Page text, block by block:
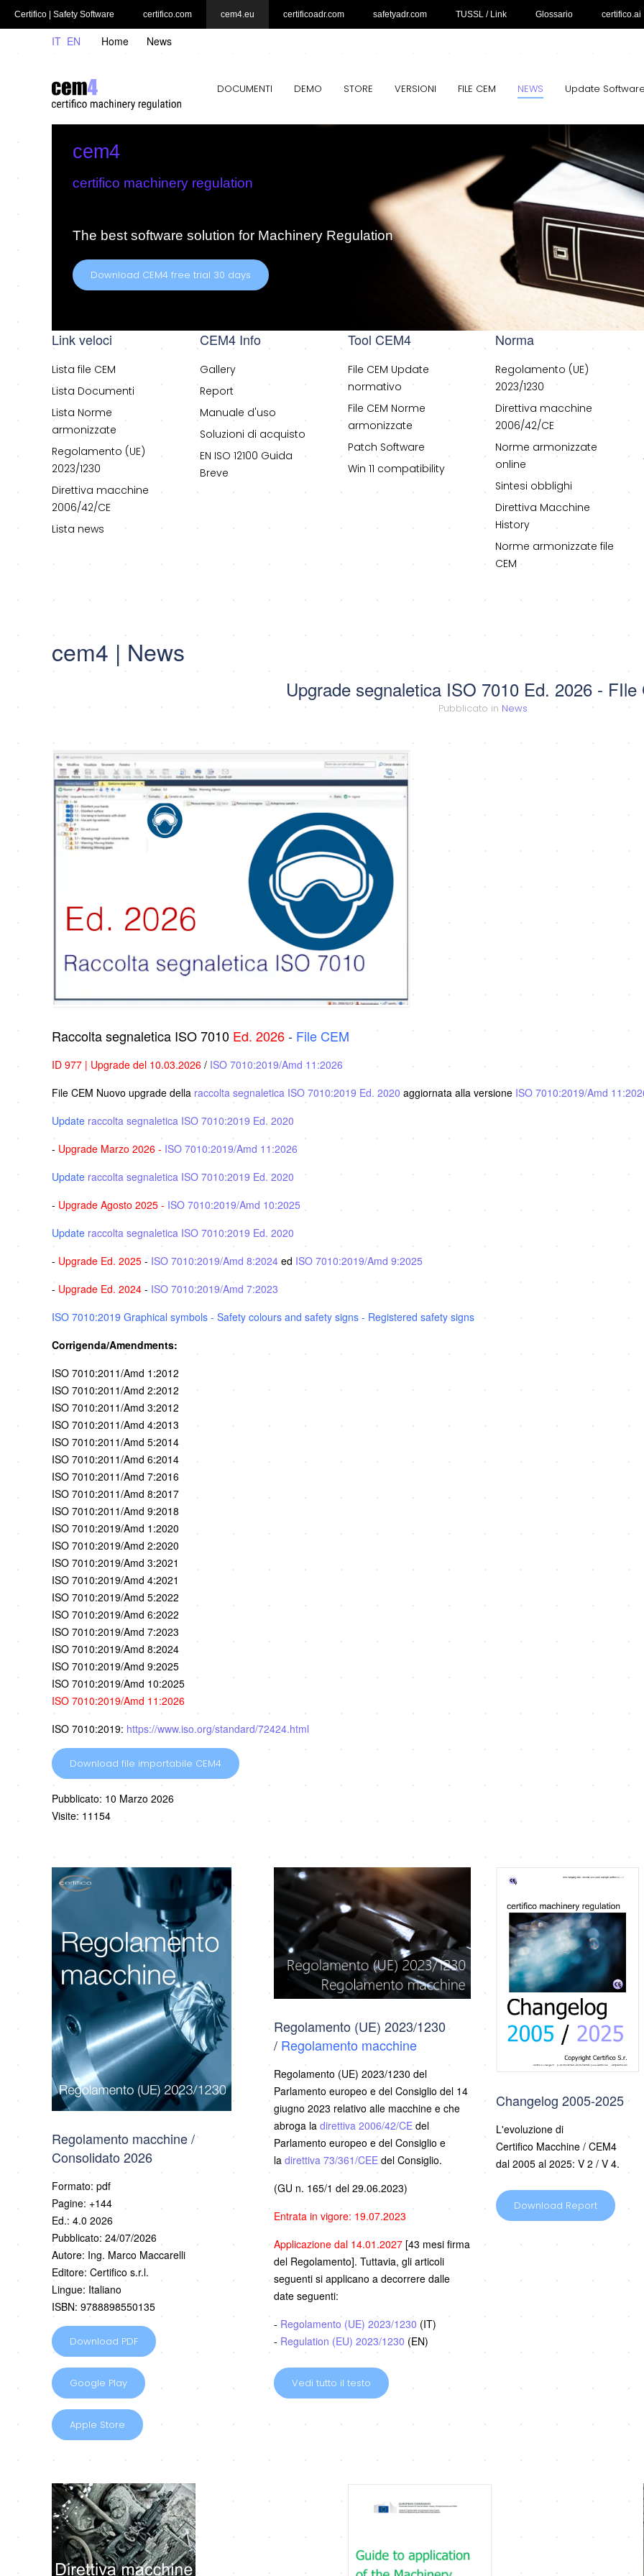
Certifico | Safety Software certifico.com cem4.eu certificoadr.com safetyadr.com TUSSL / Link Glossario certifico.ai
IT EN Home News
DOCUMENTI DEMO STORE VERSIONI FILE CEM NEWS Update
cem4
certifico machinery regulation
The best software solution for Machinery Regulation
Download CEM4 free trial 30 days
Link veloci
Lista file CEM
Lista Documenti
Lista Norme
armonizzate
Regolamento (UE)
2023/1230
Direttiva macchine
2006/42/CE
Lista news
CEM4 Info
Gallery
Report
Manuale d'uso
Soluzioni di acquisto
EN ISO 12100 Guida
Breve
Tool CEM4
File CEM Update
normativo
File CEM Norme
armonizzate
Patch Software
Win 11 compatibility
Norma
Regolamento (UE)
2023/1230
Direttiva macchine
2006/42/CE
Norme armonizzate
online
Sintesi obblighi
Direttiva Macchine
History
Norme armonizzate file
CEM
cem4 | News
Upgrade segnaletica ISO 7010 Ed. 2026 - FIle
Pubblicato in News
Raccolta segnaletica ISO 7010 Ed. 2026- File CEM
ID 977 | Upgrade del 10.03.2026 / ISO 7010:2019/Amd 11:2026
File CEM Nuovo upgrade della raccolta segnaletica ISO 7010:2019 Ed. 2020 aggiornata alla versione ISO 7010:2019/Amd
Update raccolta segnaletica ISO 7010:2019 Ed. 2020
- Upgrade Marzo 2026 - ISO 7010:2019/Amd 11:2026
Update raccolta segnaletica ISO 7010:2019 Ed. 2020
- Upgrade Agosto 2025 - ISO 7010:2019/Amd 10:2025
Update raccolta segnaletica ISO 7010:2019 Ed. 2020
- Upgrade Ed. 2025 - ISO 7010:2019/Amd 8:2024 ed ISO 7010:2019/Amd 9:2025
- Upgrade Ed. 2024 - ISO 7010:2019/Amd 7:2023
ISO 7010:2019 Graphical symbols - Safety colours and safety signs - Registered safety signs
Corrigenda/Amendments:
ISO 7010:2011/Amd 1:2012
ISO 7010:2011/Amd 2:2012
ISO 7010:2011/Amd 3:2012
ISO 7010:2011/Amd 4:2013
ISO 7010:2011/Amd 5:2014
ISO 7010:2011/Amd 6:2014
ISO 7010:2011/Amd 7:2016
ISO 7010:2011/Amd 8:2017
ISO 7010:2011/Amd 9:2018
ISO 7010:2019/Amd 1:2020
ISO 7010:2019/Amd 2:2020
ISO 7010:2019/Amd 3:2021
ISO 7010:2019/Amd 4:2021
ISO 7010:2019/Amd 5:2022
ISO 7010:2019/Amd 6:2022
ISO 7010:2019/Amd 7:2023
ISO 7010:2019/Amd 8:2024
ISO 7010:2019/Amd 9:2025
ISO 7010:2019/Amd 10:2025
ISO 7010:2019/Amd 11:2026
ISO 7010:2019: https://www.iso.org/standard/72424.html
Download file importabile CEM4
Pubblicato: 10 Marzo 2026
Visite: 11154
Regolamento macchine /
Consolidato 2026
Formato: pdf
Pagine: +144
Ed.: 4.0 2026
Pubblicato: 24/07/2026
Autore: Ing. Marco Maccarelli
Editore: Certifico s.r.l.
Lingue: Italiano
ISBN: 9788898550135
Download PDF
Google Play
Apple Store
Regolamento (UE) 2023/1230
/ Regolamento macchine
Regolamento (UE) 2023/1230 del
Parlamento europeo e del Consiglio del 14
giugno 2023 relativo alle macchine e che
abroga la direttiva 2006/42/CEdel
Parlamento europeo e del Consiglio e
la direttiva 73/361/CEEdel Consiglio.
(GU n. 165/1 del 29.06.2023)
Entrata in vigore: 19.07.2023
Applicazione dal 14.01.2027 [43 mesi firma
del Regolamento]. Tuttavia, gli articoli
seguenti si applicano a decorrere dalle
date seguenti:
- Regolamento (UE) 2023/1230 (IT)
- Regulation (EU) 2023/1230 (EN)
Vedi tutto il testo
Changelog 2005-2025
L'evoluzione di
Certifico Macchine / CEM4
dal 2005 al 2025: V 2 / V 4.
Download Report